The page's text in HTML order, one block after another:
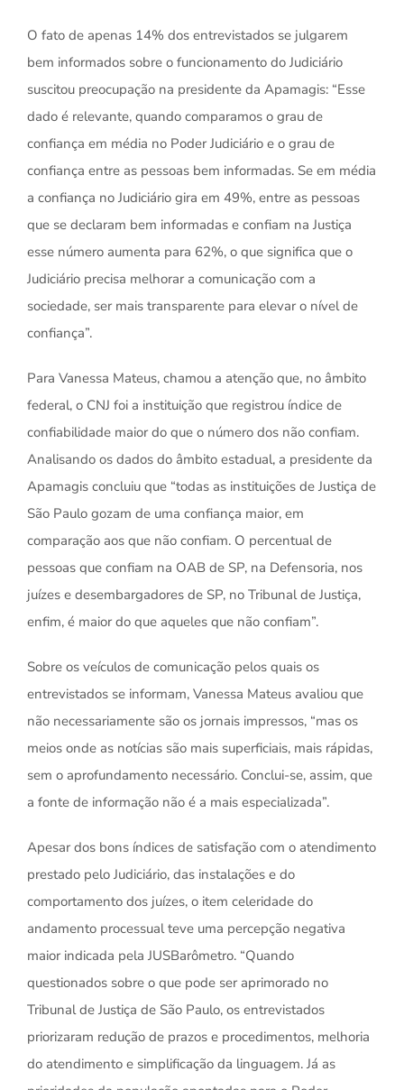
O fato de apenas 14% dos entrevistados se julgarem
bem informados sobre o funcionamento do Judiciário
suscitou preocupação na presidente da Apamagis: “Esse
dado é relevante, quando comparamos o grau de
confiança em média no Poder Judiciário e o grau de
confiança entre as pessoas bem informadas. Se em média
a confiança no Judiciário gira em 49%, entre as pessoas
que se declaram bem informadas e confiam na Justiça
esse número aumenta para 62%, o que significa que o
Judiciário precisa melhorar a comunicação com a
sociedade, ser mais transparente para elevar o nível de
confiança”.
Para Vanessa Mateus, chamou a atenção que, no âmbito
federal, o CNJ foi a instituição que registrou índice de
confiabilidade maior do que o número dos não confiam.
Analisando os dados do âmbito estadual, a presidente da
Apamagis concluiu que “todas as instituições de Justiça de
São Paulo gozam de uma confiança maior, em
comparação aos que não confiam. O percentual de
pessoas que confiam na OAB de SP, na Defensoria, nos
juízes e desembargadores de SP, no Tribunal de Justiça,
enfim, é maior do que aqueles que não confiam”.
Sobre os veículos de comunicação pelos quais os
entrevistados se informam, Vanessa Mateus avaliou que
não necessariamente são os jornais impressos, “mas os
meios onde as notícias são mais superficiais, mais rápidas,
sem o aprofundamento necessário. Conclui-se, assim, que
a fonte de informação não é a mais especializada”.
Apesar dos bons índices de satisfação com o atendimento
prestado pelo Judiciário, das instalações e do
comportamento dos juízes, o item celeridade do
andamento processual teve uma percepção negativa
maior indicada pela JUSBarômetro. “Quando
questionados sobre o que pode ser aprimorado no
Tribunal de Justiça de São Paulo, os entrevistados
priorizaram redução de prazos e procedimentos, melhoria
do atendimento e simplificação da linguagem. Já as